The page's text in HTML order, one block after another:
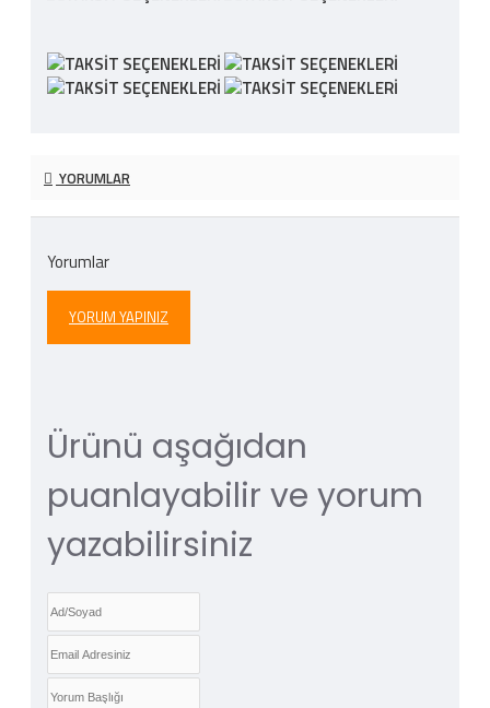
YORUMLAR
Yorumlar
YORUM YAPINIZ
Ürünü aşağıdan
puanlayabilir ve yorum
yazabilirsiniz